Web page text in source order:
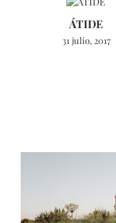
ÁTIDE
31 julio, 2017